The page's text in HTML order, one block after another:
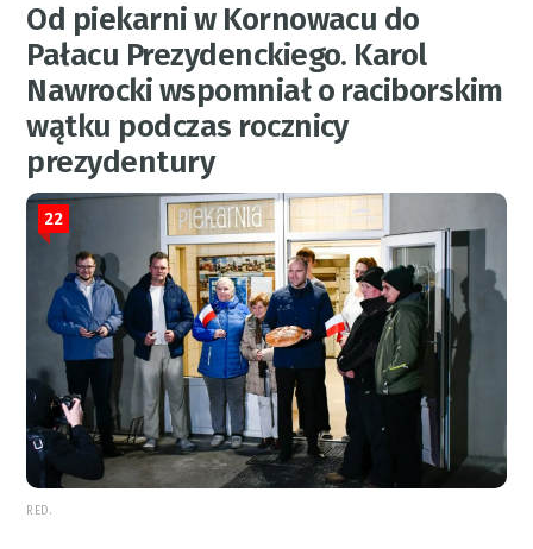
Od piekarni w Kornowacu do
Pałacu Prezydenckiego. Karol
Nawrocki wspomniał o raciborskim
wątku podczas rocznicy
prezydentury
22
RED.